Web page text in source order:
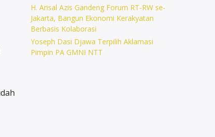
H. Arisal Azis Gandeng Forum RT-RW se-
Jakarta, Bangun Ekonomi Kerakyatan
Berbasis Kolaborasi
Yoseph Dasi Djawa Terpilih Aklamasi
Pimpin PA GMNI NTT